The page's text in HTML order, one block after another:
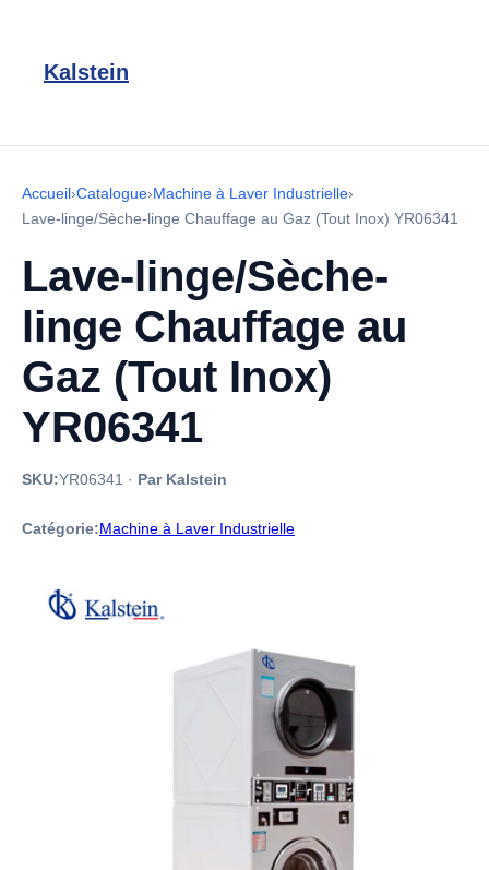
Kalstein
Accueil›Catalogue›Machine à Laver Industrielle›
Lave-linge/Sèche-linge Chauffage au Gaz (Tout Inox) YR06341
Lave-linge/Sèche-
linge Chauffage au
Gaz (Tout Inox)
YR06341
SKU:YR06341 · Par Kalstein
Catégorie:Machine à Laver Industrielle